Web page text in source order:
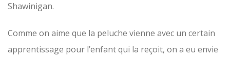
Shawinigan.
Comme on aime que la peluche vienne avec un certain
apprentissage pour l’enfant qui la reçoit, on a eu envie